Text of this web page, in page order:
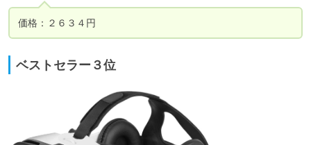
ベストセラー３位